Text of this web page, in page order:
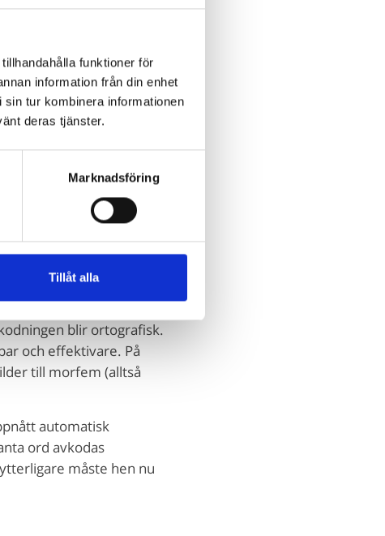
funktioner för
information från din enhet
tur kombinera informationen
deras tjänster.
Marknadsföring
Tillåt alla
ordens
avkoda!
börjar falla
i teorin. Men när man
vissa fonem är kopplade
är ganska klurigt att
blir ortografisk.
och effektivare. På
till morfem (alltså
automatisk
ord avkodas
måste hen nu